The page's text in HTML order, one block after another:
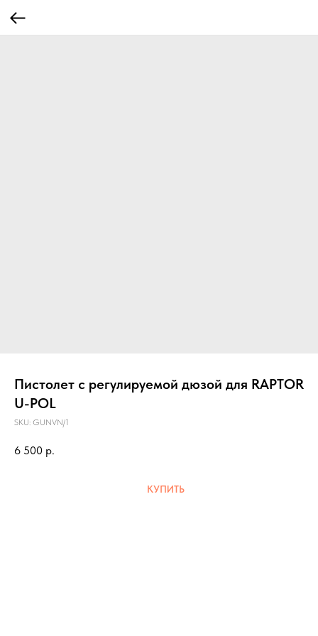
Пистолет с регулируемой дюзой для RAPTOR
U-POL
SKU: GUNVN/1
6 500 р.
КУПИТЬ